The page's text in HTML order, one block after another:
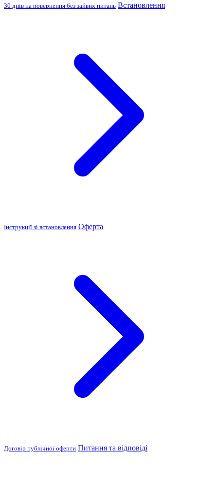
30 днів на повернення без зайвих питань Встановлення
Інструкції зі встановлення Оферта
Договір публічної оферти Питання та відповіді